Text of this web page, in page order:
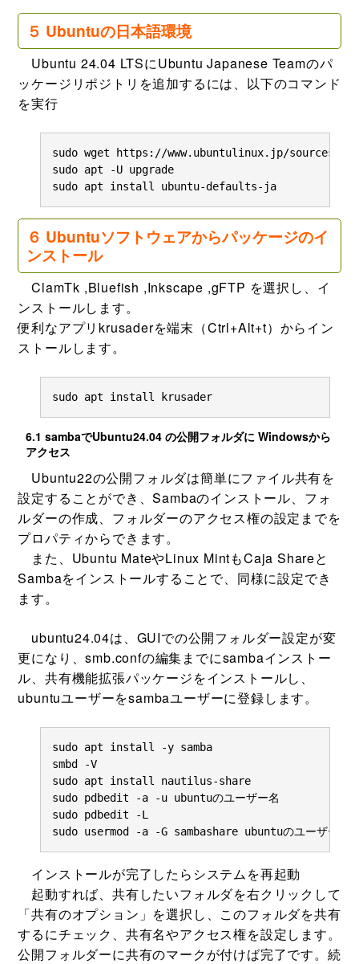
５ Ubuntuの日本語環境
Ubuntu 24.04 LTSにUbuntu Japanese Teamのパ
ッケージリポジトリを追加するには、以下のコマンド
を実行
sudo wget https://www.ubuntulinux.jp/
sudo apt -U upgrade
sudo apt install ubuntu-defaults-ja
６ Ubuntuソフトウェアからパッケージのイ
ンストール
ClamTk ,Bluefish ,Inkscape ,gFTP を選択し、イ
ンストールします。
便利なアプリkrusaderを端末（Ctrl+Alt+t）からイン
ストールします。
sudo apt install krusader
6.1 sambaでUbuntu24.04 の公開フォルダに Windowsから
アクセス
Ubuntu22の公開フォルダは簡単にファイル共有を
設定することができ、Sambaのインストール、フォ
ルダーの作成、フォルダーのアクセス権の設定までを
プロパティからできます。
また、Ubuntu MateやLinux MintもCaja Shareと
Sambaをインストールすることで、同様に設定でき
ます。
ubuntu24.04は、GUIでの公開フォルダー設定が変
更になり、smb.confの編集までにsambaインストー
ル、共有機能拡張パッケージをインストールし、
ubuntuユーザーをsambaユーザーに登録します。
sudo apt install -y samba
smbd -V
sudo apt install nautilus-share
sudo pdbedit -a -u ubuntuのユーザー名
sudo pdbedit -L
sudo usermod -a -G sambashare ubuntuのユーザー名
インストールが完了したらシステムを再起動
起動すれば、共有したいフォルダを右クリックして
「共有のオプション」を選択し、このフォルダを共有
するにチェック、共有名やアクセス権を設定します。
公開フォルダーに共有のマークが付けば完了です。続